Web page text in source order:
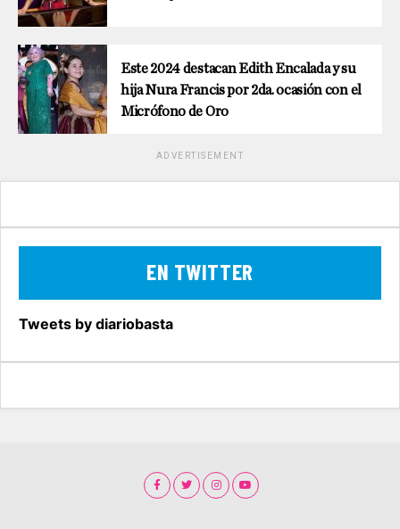
Este 2024 destacan Edith Encalada y su
hija Nura Francis por 2da. ocasión con el
Micrófono de Oro
ADVERTISEMENT
EN TWITTER
Tweets by diariobasta